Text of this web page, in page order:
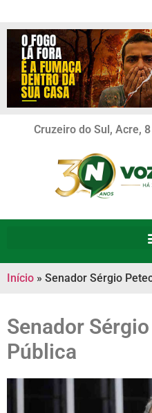
Cruzeiro do Sul, Acre,
Início » Senador Sérgio
Senador
Pública